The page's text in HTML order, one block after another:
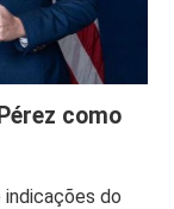
como
do